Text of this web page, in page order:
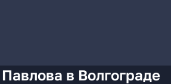
в Волгограде